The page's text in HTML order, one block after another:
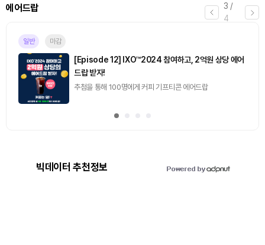
3 /
4
에어드랍
일반 마감
[Episode 12] IXO™2024 참여하고, 2억원 상당 에어
드랍 받자!
추첨을 통해 100명에게 커피 기프티콘 에어드랍
빅데이터 추천정보